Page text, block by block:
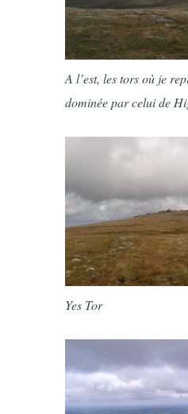
A l’est, les tors où je
dominée par celui de
Yes Tor